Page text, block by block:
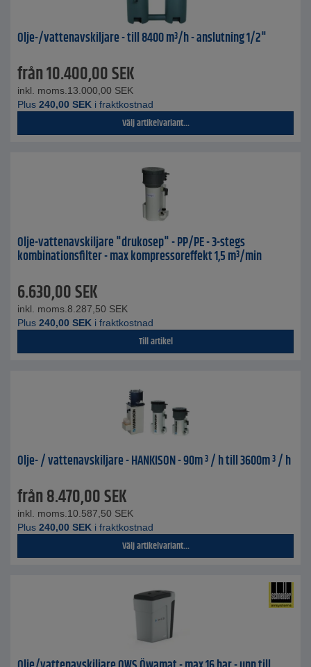
Olje-/vattenavskiljare - till 8400 m³/h - anslutning 1/2"
från10.400,00SEK
inkl. moms. 13.000,00 SEK
Plus 240,00 SEK i fraktkostnad
Välj artikelvariant...
Olje-vattenavskiljare "drukosep" - PP/PE - 3-stegs
kombinationsfilter - max kompressoreffekt 1,5 m³/min
6.630,00SEK
inkl. moms. 8.287,50 SEK
Plus 240,00 SEK i fraktkostnad
Till artikel
Olje- / vattenavskiljare - HANKISON - 90m ³ / h till 3600m ³ / h
från8.470,00SEK
inkl. moms. 10.587,50 SEK
Plus 240,00 SEK i fraktkostnad
Välj artikelvariant...